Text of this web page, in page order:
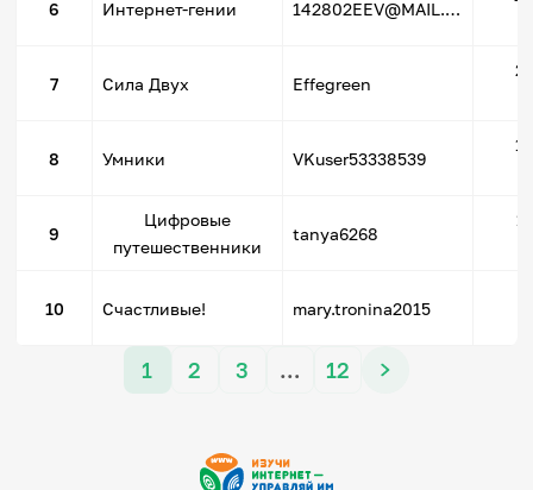
6 Интернет-гении 142802EEV@MAIL.RU
7 Сила Двух Effegreen
8 Умники VKuser53338539
9
Цифровые
путешественники
tanya6268
10 Счастливые! mary.tronina2015
1 2 3 … 12